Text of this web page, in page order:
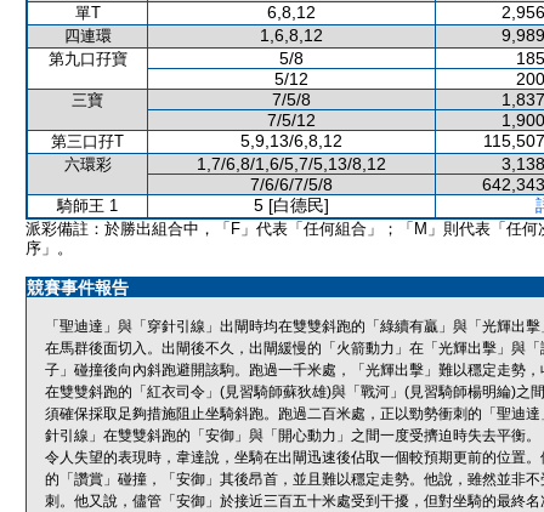
單T 6,8,12
四連環 1,6,8,12
第九口孖寶 5/8
5/12
三寶 7/5/8
7/5/12
第三口孖T 5,9,13/6,8,12
六環彩 1,7/6,8/1,6/5,7/5,13/8,12
7/6/6/7/5/8
騎師王 1 5 [白德民]
派彩備註：於勝出組合中，「F」代表「任何組合」；「M」則代表「任何
序」。
競賽事件報告
「聖迪達」與「穿針引線」出閘時均在雙雙斜跑的「綠續有贏」與「光輝出
在馬群後面切入。出閘後不久，出閘緩慢的「火箭動力」在「光輝出擊」與
子」碰撞後向內斜跑避開該駒。跑過一千米處，「光輝出擊」難以穩定走勢
在雙雙斜跑的「紅衣司令」(見習騎師蘇狄雄)與「戰河」(見習騎師楊明綸)之
須確保採取足夠措施阻止坐騎斜跑。跑過二百米處，正以勁勢衝刺的「聖迪
針引線」在雙雙斜跑的「安御」與「開心動力」之間一度受擠迫時失去平衡
令人失望的表現時，韋達說，坐騎在出閘迅速後佔取一個較預期更前的位置
的「讚賞」碰撞，「安御」其後昂首，並且難以穩定走勢。他說，雖然並非
刺。他又說，儘管「安御」於接近三百五十米處受到干擾，但對坐騎的最終